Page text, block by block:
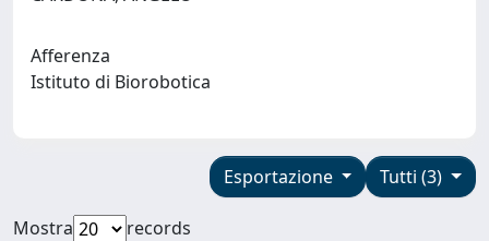
Afferenza
Istituto di Biorobotica
Tutti (3)
Esportazione
Mostra
records